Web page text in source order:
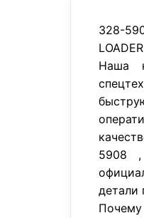
328-
Наша
5908
детали
Почему